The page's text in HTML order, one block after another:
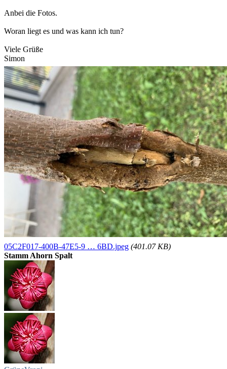
Anbei die Fotos.
Woran liegt es und was kann ich tun?
Viele Grüße
Simon
05C2F017-400B-47E5-9 … 6BD.jpeg (401.07 KB)
Stamm Ahorn Spalt